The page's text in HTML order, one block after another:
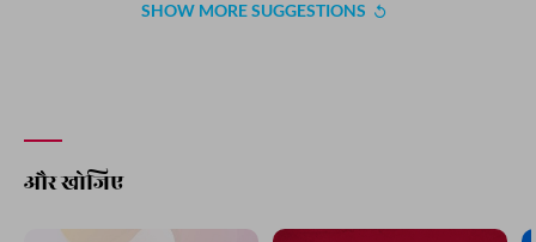
SHOW MORE SUGGESTIONS
और खोजिए